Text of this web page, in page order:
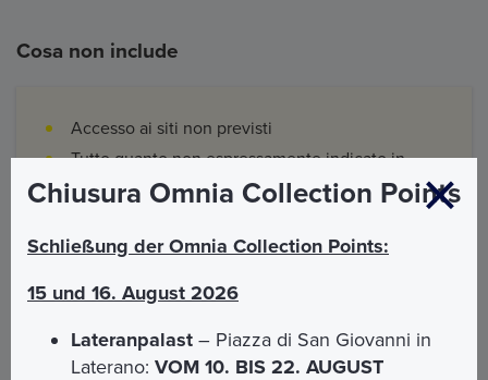
Cosa non include
Accesso ai siti non previsti
Tutto quanto non espressamente indicato in
"Cos'è incluso"
Chiusura Omnia Collection Points
Schließung der Omnia Collection Points:
15 und 16. August 2026
Lateranpalast – Piazza di San Giovanni in
Laterano:VOM 10. BIS 22. AUGUST